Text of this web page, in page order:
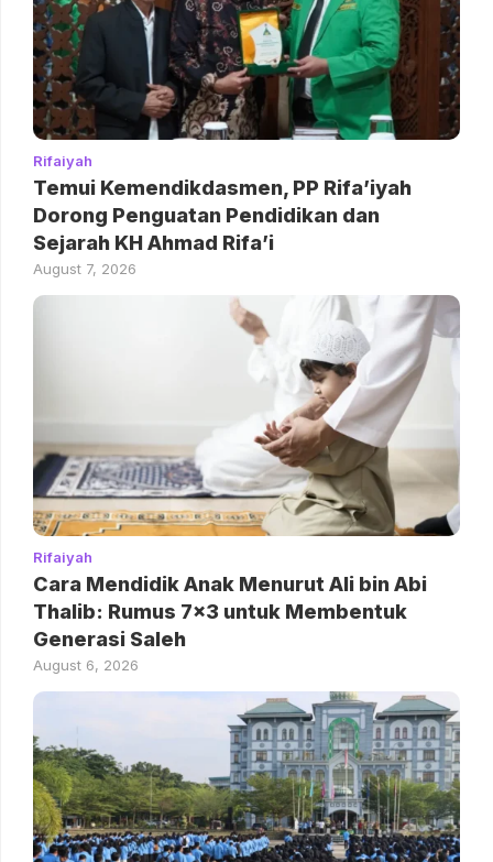
Rifaiyah
Temui Kemendikdasmen, PP Rifa’iyah
Dorong Penguatan Pendidikan dan
Sejarah KH Ahmad Rifa’i
August 7, 2026
Rifaiyah
Cara Mendidik Anak Menurut Ali bin Abi
Thalib: Rumus 7×3 untuk Membentuk
Generasi Saleh
August 6, 2026